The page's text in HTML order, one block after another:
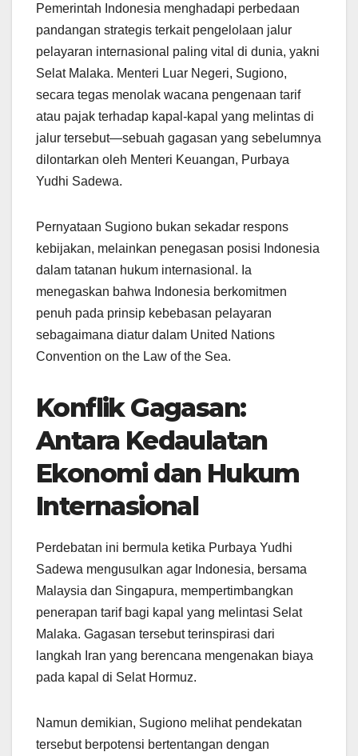
Pemerintah Indonesia menghadapi perbedaan
pandangan strategis terkait pengelolaan jalur
pelayaran internasional paling vital di dunia, yakni
Selat Malaka. Menteri Luar Negeri, Sugiono,
secara tegas menolak wacana pengenaan tarif
atau pajak terhadap kapal-kapal yang melintas di
jalur tersebut—sebuah gagasan yang sebelumnya
dilontarkan oleh Menteri Keuangan, Purbaya
Yudhi Sadewa.
Pernyataan Sugiono bukan sekadar respons
kebijakan, melainkan penegasan posisi Indonesia
dalam tatanan hukum internasional. Ia
menegaskan bahwa Indonesia berkomitmen
penuh pada prinsip kebebasan pelayaran
sebagaimana diatur dalam United Nations
Convention on the Law of the Sea.
Konflik Gagasan:
Antara Kedaulatan
Ekonomi dan Hukum
Internasional
Perdebatan ini bermula ketika Purbaya Yudhi
Sadewa mengusulkan agar Indonesia, bersama
Malaysia dan Singapura, mempertimbangkan
penerapan tarif bagi kapal yang melintasi Selat
Malaka. Gagasan tersebut terinspirasi dari
langkah Iran yang berencana mengenakan biaya
pada kapal di Selat Hormuz.
Namun demikian, Sugiono melihat pendekatan
tersebut berpotensi bertentangan dengan